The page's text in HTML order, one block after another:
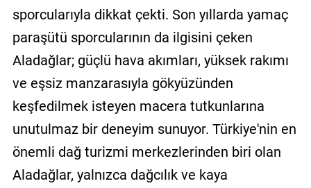
sporcularıyla dikkat çekti. Son yıllarda yamaç
paraşütü sporcularının da ilgisini çeken
Aladağlar; güçlü hava akımları, yüksek rakımı
ve eşsiz manzarasıyla gökyüzünden
keşfedilmek isteyen macera tutkunlarına
unutulmaz bir deneyim sunuyor. Türkiye'nin en
önemli dağ turizmi merkezlerinden biri olan
Aladağlar, yalnızca dağcılık ve kaya